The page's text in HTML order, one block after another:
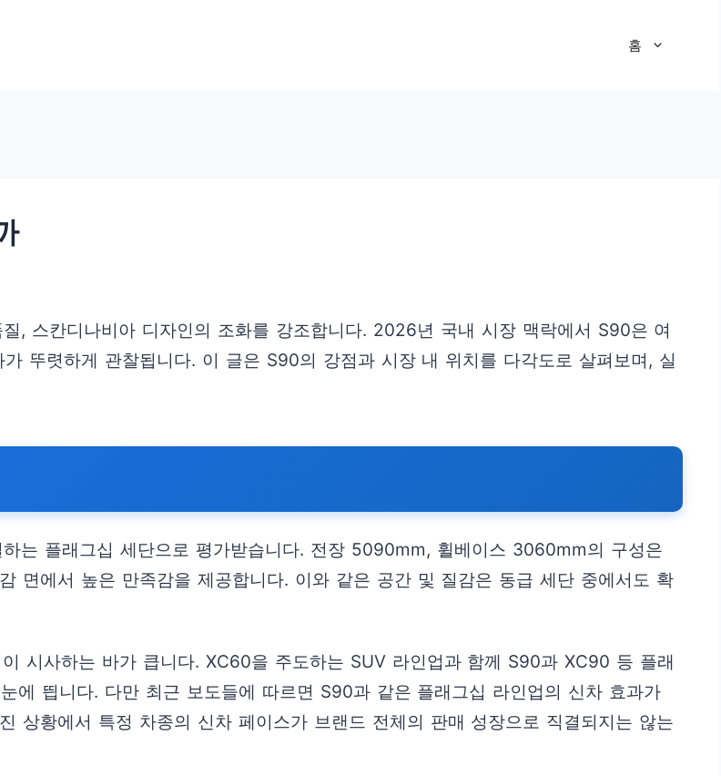
홈
, 스칸디나비아 디자인의 조화를 강조합니다. 2026년 국내 시장 맥락에서 S90은 여
뚜렷하게 관찰됩니다. 이 글은 S90의 강점과 시장 내 위치를 다각도로 살펴보며, 실
는 플래그십 세단으로 평가받습니다. 전장 5090mm, 휠베이스 3060mm의 구성은
면에서 높은 만족감을 제공합니다. 이와 같은 공간 및 질감은 동급 세단 중에서도 확
시사하는 바가 큽니다. XC60을 주도하는 SUV 라인업과 함께 S90과 XC90 등 플래
에 띕니다. 다만 최근 보도들에 따르면 S90과 같은 플래그십 라인업의 신차 효과가
상황에서 특정 차종의 신차 페이스가 브랜드 전체의 판매 성장으로 직결되지는 않는